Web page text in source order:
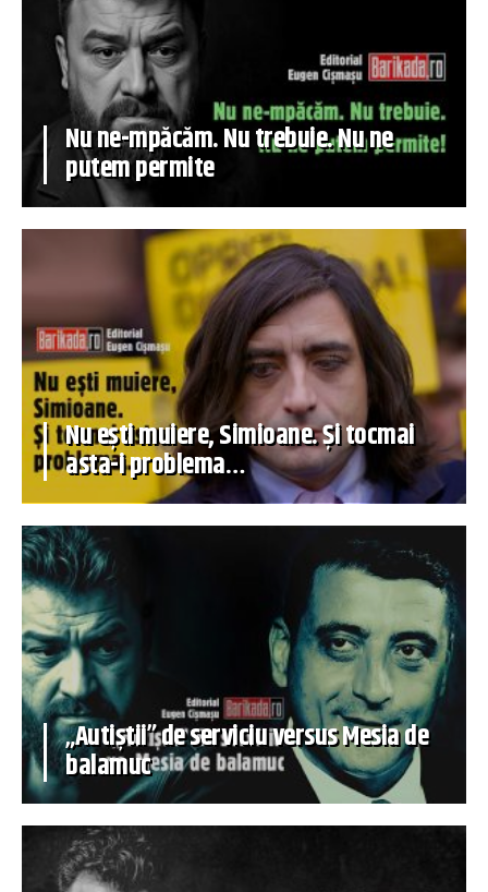
Nu ne-mpăcăm. Nu trebuie. Nu ne
putem permite
Nu ești muiere, Simioane. Și tocmai
asta-i problema…
„Autiștii” de serviciu versus Mesia de
balamuc